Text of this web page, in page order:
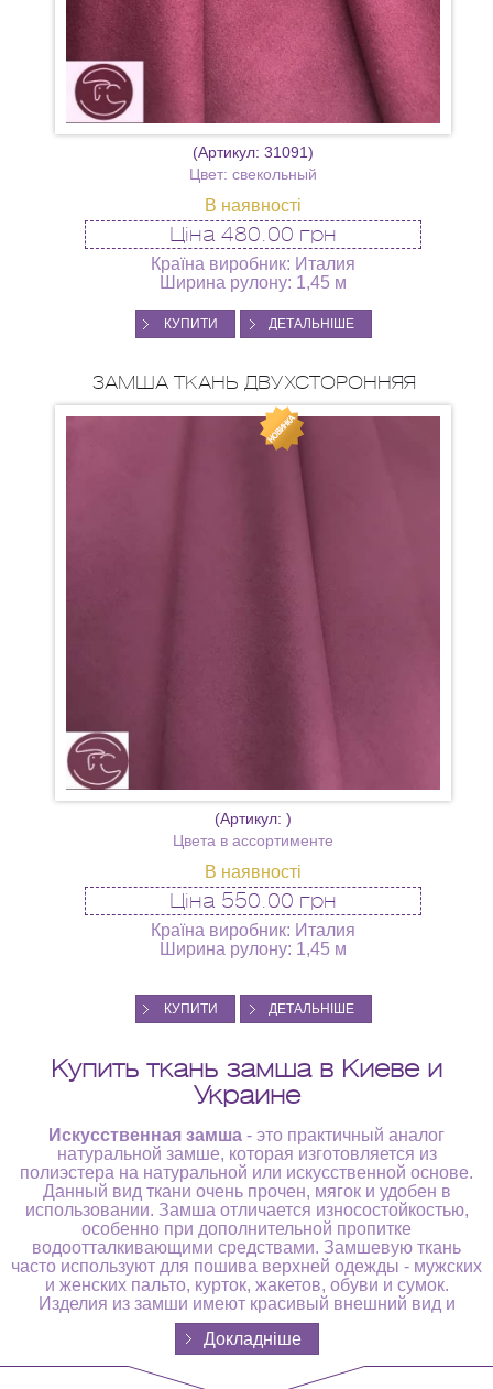
(Артикул: 31091)
Цвет: свекольный
В наявності
Ціна 480.00 грн
Країна виробник: Италия
Ширина рулону: 1,45 м
КУПИТИ ДЕТАЛЬНІШЕ
ЗАМША ТКАНЬ ДВУХСТОРОННЯЯ
(Артикул: )
Цвета в ассортименте
В наявності
Ціна 550.00 грн
Країна виробник: Италия
Ширина рулону: 1,45 м
КУПИТИ ДЕТАЛЬНІШЕ
Купить ткань замша в Киеве и
Украине
Искусственная замша - это практичный аналог
натуральной замше, которая изготовляется из
полиэстера на натуральной или искусственной основе.
Данный вид ткани очень прочен, мягок и удобен в
использовании. Замша отличается износостойкостью,
особенно при дополнительной пропитке
водоотталкивающими средствами. Замшевую ткань
часто используют для пошива верхней одежды - мужских
и женских пальто, курток, жакетов, обуви и сумок.
Изделия из замши имеют красивый внешний вид и
практичны в носке.
Ознакомиться со всем ассортиментом искусственной
замши, можно в нашем магазине - салоне « ТКАНИНИ
СВІТУ» по адресу: г. Киев, ул. Дмитриевская,2
Докладніше